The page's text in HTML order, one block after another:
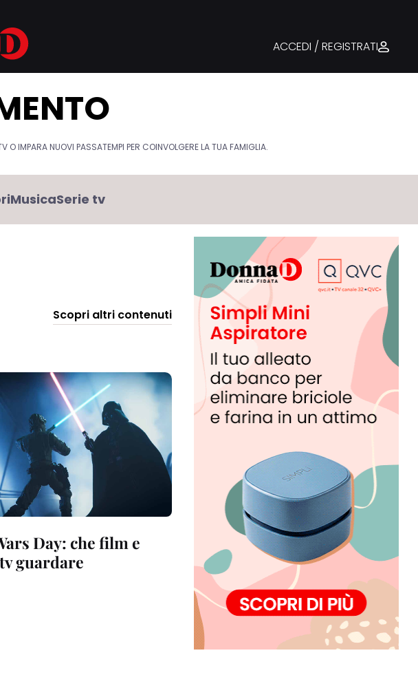
ACCEDI / REGISTRATI
O IMPARA NUOVI PASSATEMPI PER COINVOLGERE LA TUA FAMIGLIA.
MusicaSerie tv
Scopri altri contenuti
Day: che film e
guardare